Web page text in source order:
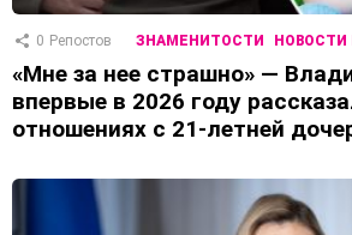
0 Репостов ЗНАМЕНИТОСТИ
«Мне за нее страшно» —
впервые в 2026 году
отношениях с 21-летней